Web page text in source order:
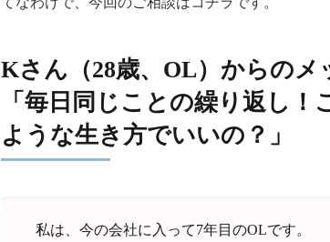
Kさん（28歳、OL）からのメ
「毎日同じことの繰り返し
ような生き方でいいの？」
私は、今の会社に入って7年目のOLです。